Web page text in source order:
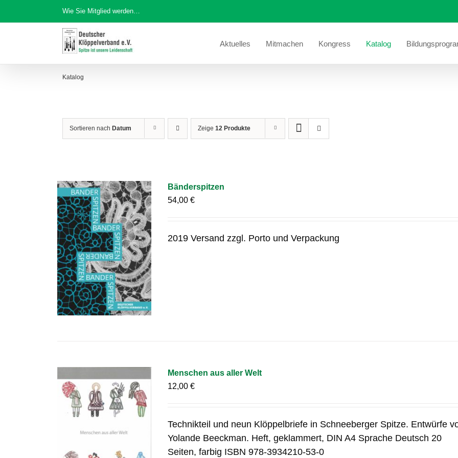
Inhalt
Wie Sie Mitglied werden…
Aktuelles Mitmachen Kongress Katalog
Katalog
Sortieren nach Datum Zeige 12 Produkte
Bänderspitzen
54,00€
2019 Versand zzgl. Porto und Verpackung
Menschen aus aller Welt
12,00€
Technikteil und neun Klöppelbriefe in Schneeberger Spitze. Entwürfe
Yolande Beeckman. Heft, geklammert, DIN A4 Sprache Deutsch 20
Seiten, farbig ISBN 978-3934210-53-0